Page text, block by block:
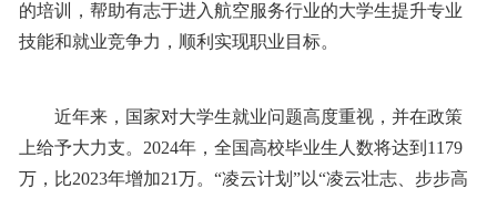
的培训，帮助有志于进入航空服务行业的大学生提升专业
技能和就业竞争力，顺利实现职业目标。
近年来，国家对大学生就业问题高度重视，并在政策
上给予大力支。2024年，全国高校毕业生人数将达到1179
万，比2023年增加21万。“凌云计划”以“凌云壮志、步步高